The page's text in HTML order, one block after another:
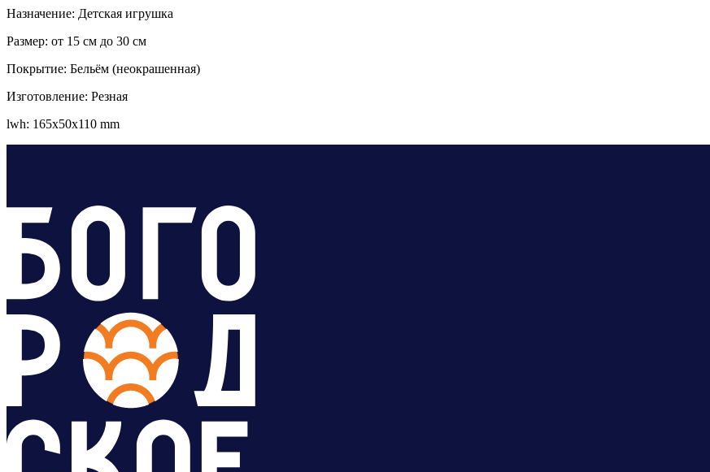
Назначение: Детская игрушка
Размер: от 15 см до 30 см
Покрытие: Бельём (неокрашенная)
Изготовление: Резная
lwh: 165x50x110 mm